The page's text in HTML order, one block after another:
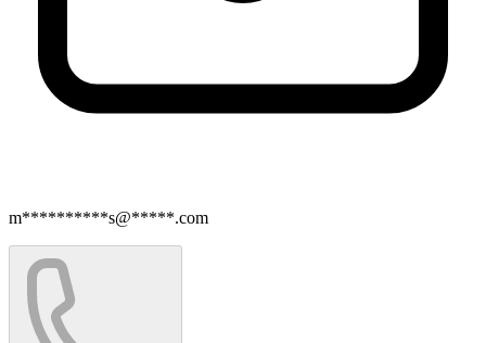
m**********s@*****.com